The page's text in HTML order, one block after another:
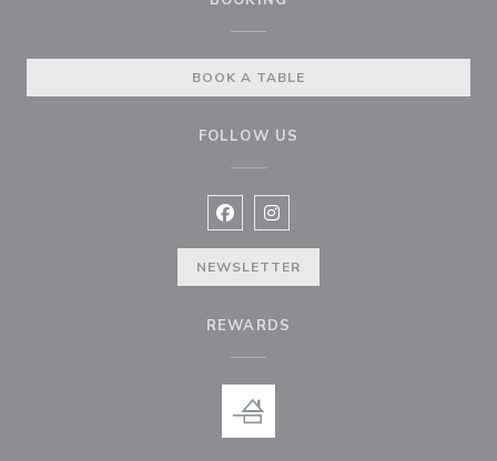
BOOK A TABLE
FOLLOW US
Facebook ((opens in a new
Instagram ((opens in a new
NEWSLETTER
REWARDS